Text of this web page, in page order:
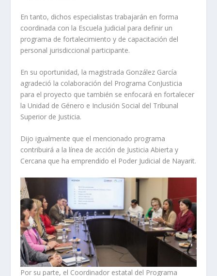
En tanto, dichos especialistas trabajarán en forma
coordinada con la Escuela Judicial para definir un
programa de fortalecimiento y de capacitación del
personal jurisdiccional participante.
En su oportunidad, la magistrada González García
agradeció la colaboración del Programa ConJusticia
para el proyecto que también se enfocará en fortalecer
la Unidad de Género e Inclusión Social del Tribunal
Superior de Justicia.
Dijo igualmente que el mencionado programa
contribuirá a la línea de acción de Justicia Abierta y
Cercana que ha emprendido el Poder Judicial de Nayarit.
Por su parte, el Coordinador estatal del Programa